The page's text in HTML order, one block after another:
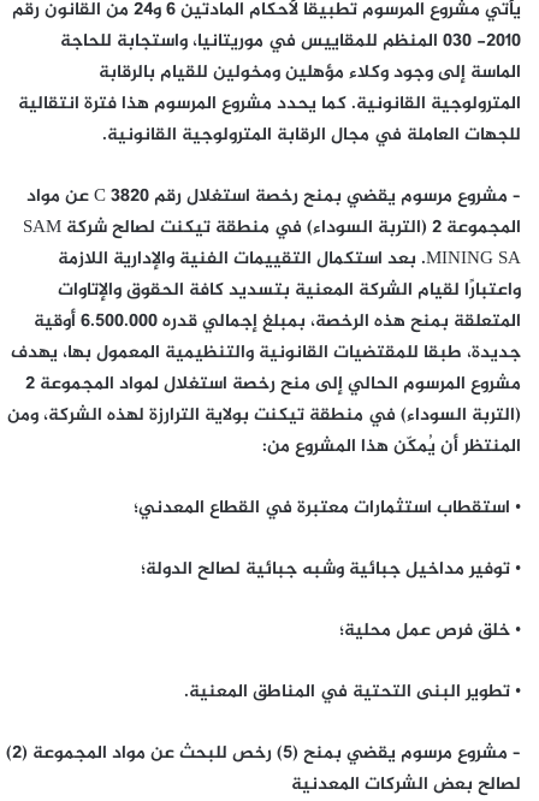
يأتي مشروع المرسوم تطبيقا لأحكام المادتين 6 و24 من القانون رقم
2010- 030 المنظم للمقاييس في موريتانيا، واستجابة للحاجة
الماسة إلى وجود وكلاء مؤهلين ومخولين للقيام بالرقابة
المترولوجية القانونية. كما يحدد مشروع المرسوم هذا فترة انتقالية
للجهات العاملة في مجال الرقابة المترولوجية القانونية.
– مشروع مرسوم يقضي بمنح رخصة استغلال رقم C 3820 عن مواد
المجموعة 2 (التربة السوداء) في منطقة تيكنت لصالح شركة SAM
MINING SA. بعد استكمال التقييمات الفنية والإدارية اللازمة
واعتبارًا لقيام الشركة المعنية بتسديد كافة الحقوق والإتاوات
المتعلقة بمنح هذه الرخصة، بمبلغ إجمالي قدره 6.500.000 أوقية
جديدة، طبقا للمقتضيات القانونية والتنظيمية المعمول بها، يهدف
مشروع المرسوم الحالي إلى منح رخصة استغلال لمواد المجموعة 2
(التربة السوداء) في منطقة تيكنت بولاية الترارزة لهذه الشركة، ومن
المنتظر أن يُمكّن هذا المشروع من:
• استقطاب استثمارات معتبرة في القطاع المعدني؛
• توفير مداخيل جبائية وشبه جبائية لصالح الدولة؛
• خلق فرص عمل محلية؛
• تطوير البنى التحتية في المناطق المعنية.
– مشروع مرسوم يقضي بمنح (5) رخص للبحث عن مواد المجموعة (2)
لصالح بعض الشركات المعدنية